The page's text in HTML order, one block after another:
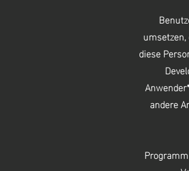
diese
andere